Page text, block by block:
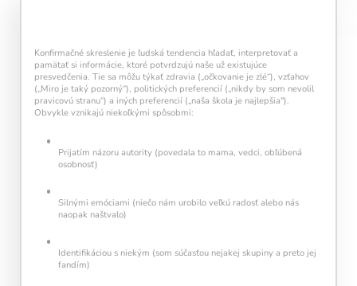
aktivitu:
Modré políčko:Bez tréningu
tréningu, ako svietivosť žiarovky.
1 cvičenie = 20 % intenzity
5 cvičení = 100 % intenzity
Konfirmačné skreslenie je ľudská tendencia hľadať, interpretovať a
pamätať si informácie, ktoré potvrdzujú naše už existujúce
presvedčenia. Tie sa môžu týkať zdravia („očkovanie je zlé“), vzťahov
(„Miro je taký pozorný“), politických preferencií („nikdy by som nevolil
pravicovú stranu“) a iných preferencií („naša škola je najlepšia").
Obvykle vznikajú niekoľkými spôsobmi:
Prijatím názoru autority (povedala to mama, vedci, obľúbená
osobnosť)
Silnými emóciami (niečo nám urobilo veľkú radosť alebo nás
naopak naštvalo)
Identifikáciou s niekým (som súčasťou nejakej skupiny a preto jej
fandím)